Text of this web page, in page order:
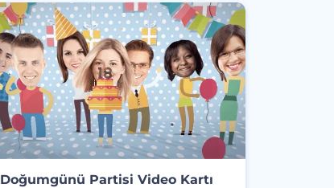
Doğumgünü Partisi Video Kartı